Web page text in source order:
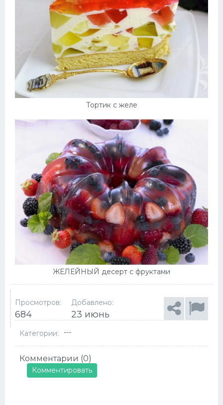
Тортик с желе
ЖЕЛЕЙНЫЙ десерт с фруктами
Просмотров:
684
Добавлено:
23 июнь
Категории: ---
Комментарии (0)
Комментировать